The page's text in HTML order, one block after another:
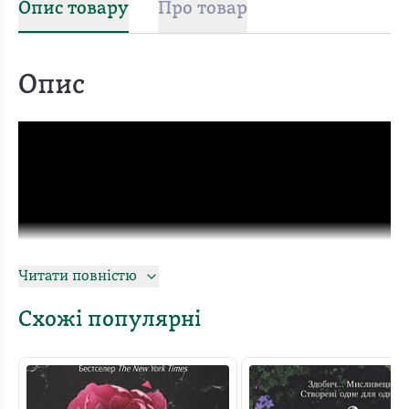
Опис товару Про товар
Опис
Читати повністю
Схожі популярні